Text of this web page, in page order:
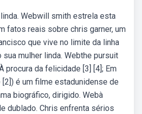
Webwill smith estrela esta
fatos reais sobre chris garner, um
que vive no limite da linha
sua mulher linda. Webthe pursuit
procura da felicidade [3] [4]; Em
é um filme estadunidense de
biográfico, dirigido. Webà
dublado. Chris enfrenta sérios